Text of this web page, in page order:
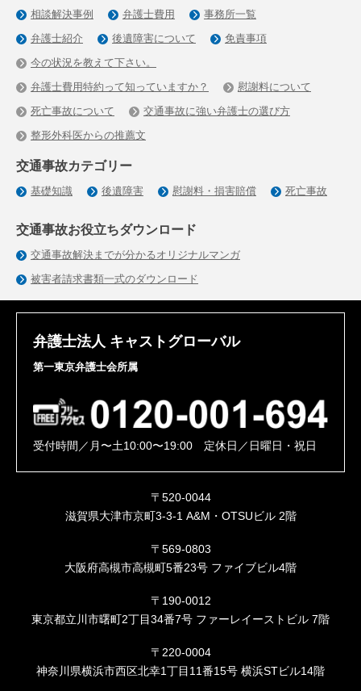
相談解決事例
弁護士費用
事務所一覧
弁護士紹介
後遺障害について
免責事項
今の状況を教えて下さい。
弁護士費用特約って知っていますか？
慰謝料について
死亡事故について
交通事故に強い弁護士の選び方
整形外科医からの推薦文
交通事故カテゴリー
基礎知識 後遺障害 慰謝料・損害賠償 死亡事故
交通事故お役立ちダウンロード
交通事故解決までが分かるオリジナルマンガ
被害者請求書類一式のダウンロード
弁護士法人 キャストグローバル
第一東京弁護士会所属
受付時間／月〜土10:00〜19:00 定休日／日曜日・祝日
〒520-0044
滋賀県大津市京町3-3-1 A&M・OTSUビル 2階
〒569-0803
大阪府高槻市高槻町5番23号 ファイブビル4階
〒190-0012
東京都立川市曙町2丁目34番7号 ファーレイーストビル 7階
〒220-0004
神奈川県横浜市西区北幸1丁目11番15号 横浜STビル14階